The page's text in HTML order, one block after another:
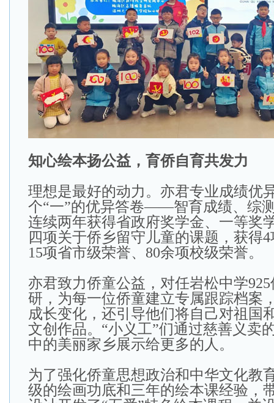
知心绘本扬公益，育侨自育共发力
理想是最好的动力。亦君专业成绩优
个“一”的优异答卷——智育成绩、综
连续两年获得省政府奖学金、一等奖
四项关于侨乡留守儿童的课题，获得
15项省市级荣誉、80余项校级荣誉。
亦君致力侨童公益，对任岩松中学
研，为每一位侨童建立专属跟踪档案
成长变化，还引导他们将自己对祖国
文创作品。“小义工”们通过慈善义卖
中的美丽家乡展示给更多的人。
为了强化侨童思想政治和中华文化教
级的绘画功底和三年的绘本课经验，